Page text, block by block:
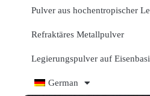
Pulver aus hochentropischer
Refraktäres Metallpulver
Legierungspulver auf
German